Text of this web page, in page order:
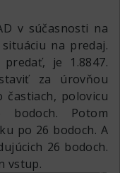
v súčasnosti na
na predaj.
je 1.8847.
za úrovňou
častiach, polovicu
bodoch. Potom
po 26 bodoch. A
26 bodoch.
vstup.